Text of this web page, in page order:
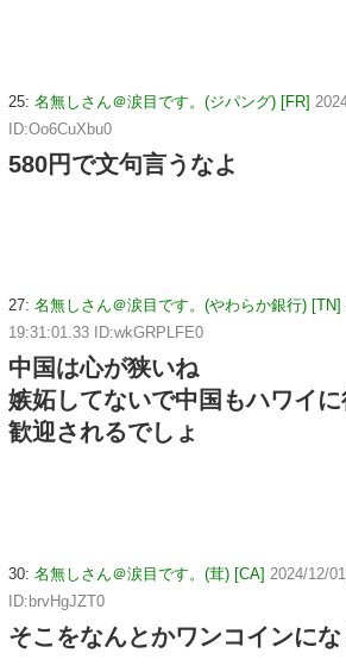
25: 名無しさん＠涙目です。(ジパング) [FR]
ID:Oo6CuXbu0
580円で文句言うなよ
27: 名無しさん＠涙目です。(やわらか銀行) [TN]
19:31:01.33 ID:wkGRPLFE0
中国は心が狭いね
嫉妬してないで中国もハワイに
歓迎されるでしょ
30: 名無しさん＠涙目です。(茸) [CA] 2024/12/
ID:brvHgJZT0
そこをなんとかワンコインに